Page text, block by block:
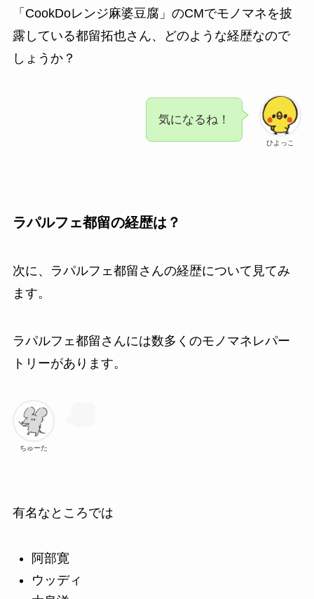
「CookDoレンジ麻婆豆腐」のCMでモノマネを披
露している都留拓也さん、どのような経歴なので
しょうか？
ひよっこ
気になるね！
ラパルフェ都留の経歴は？
次に、ラパルフェ都留さんの経歴について見てみ
ます。
ラパルフェ都留さんには数多くのモノマネレパー
トリーがあります。
ちゅーた
有名なところでは
阿部寛
ウッディ